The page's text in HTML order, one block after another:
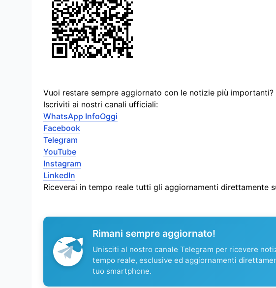
Vuoi restare sempre aggiornato con le notizie più importanti?
Iscriviti ai nostri canali ufficiali:
WhatsApp InfoOggi
Facebook
Telegram
YouTube
Instagram
LinkedIn
Riceverai in tempo reale tutti gli aggiornamenti direttamente
Rimani sempre aggiornato!
Unisciti al nostro canale Telegram per ricevere
tempo reale, esclusive ed aggiornamenti
tuo smartphone.